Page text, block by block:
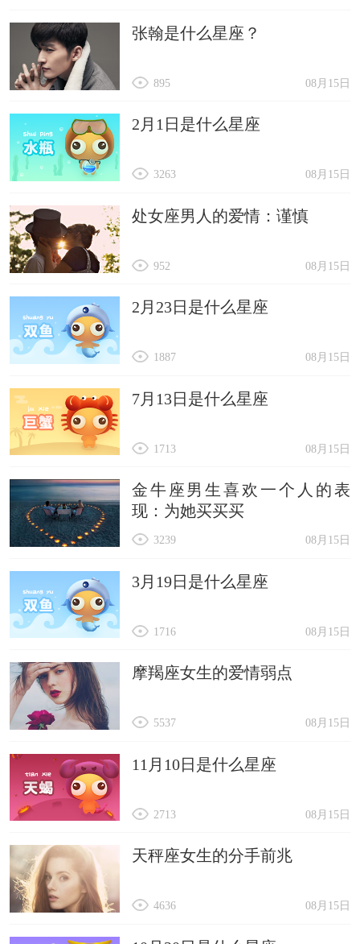
张翰是什么星座？
08月15日
895
2月1日是什么星座
08月15日
3263
处女座男人的爱情：谨慎
08月15日
952
2月23日是什么星座
08月15日
1887
7月13日是什么星座
08月15日
1713
金牛座男生喜欢一个人的表
现：为她买买买
08月15日
3239
3月19日是什么星座
08月15日
1716
摩羯座女生的爱情弱点
08月15日
5537
11月10日是什么星座
08月15日
2713
天秤座女生的分手前兆
08月15日
4636